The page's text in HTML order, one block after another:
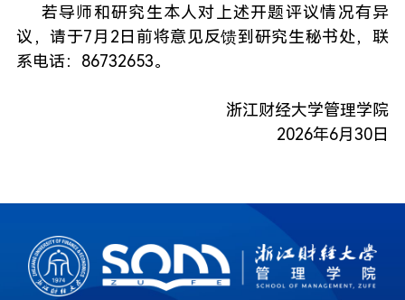
若导师和研究生本人对上述开题评议情况有异
议，请于7月2日前将意见反馈到研究生秘书处，联
系电话：86732653。
浙江财经大学管理学院
2026年6月30日